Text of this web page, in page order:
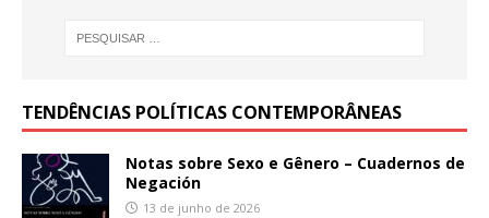
TENDÊNCIAS POLÍTICAS CONTEMPORÂNEAS
Notas sobre Sexo e Gênero – Cuadernos de
Negación
13 de junho de 2026